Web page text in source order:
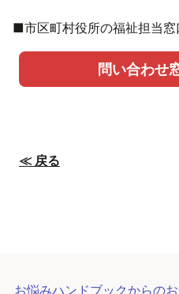
■市区町村役所の福祉担当窓
問い合わせ
≪ 戻る
お悩みハンドブックからの